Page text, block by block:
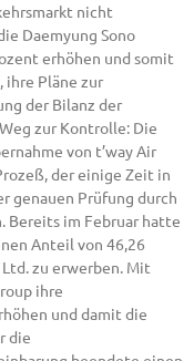
nicht
Daemyung Sono
erhöhen und somit
ihre Pläne zur
der Bilanz der
zur Kontrolle: Die
von t’way Air
der einige Zeit in
genauen Prüfung durch
Bereits im Februar hatte
Anteil von 46,26
Ltd. zu erwerben. Mit
ihre
und damit die
die